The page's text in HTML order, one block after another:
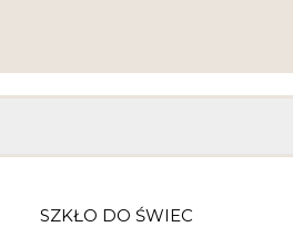
SZKŁO DO ŚWIEC